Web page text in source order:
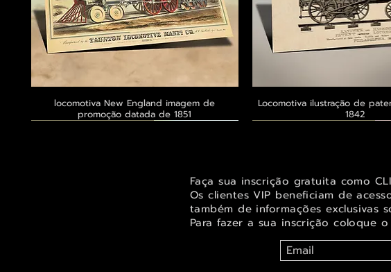
Visualização rápida
locomotiva New England imagem de
promoção datada de 1851
Visualização
Locomotiva ilustração de
1842
Faça sua inscrição gratuita como
Os clientes VIP beneficiam de
também de informações exclusivas
Para fazer a sua inscrição coloque